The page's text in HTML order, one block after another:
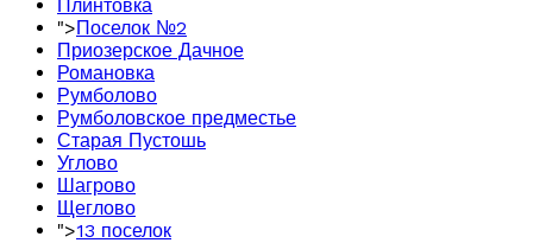
Плинтовка
">Поселок №2
Приозерское Дачное
Романовка
Румболово
Румболовское предместье
Старая Пустошь
Углово
Шагрово
Щеглово
">13 поселок